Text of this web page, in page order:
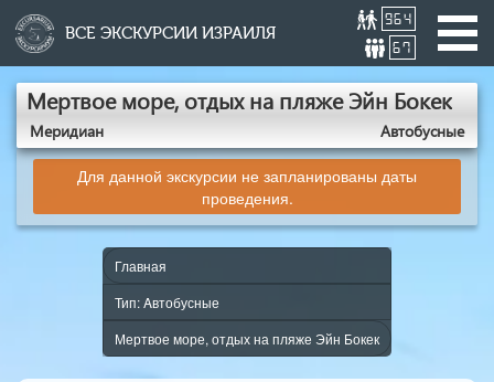
ВСЕ ЭКСКУРСИИ ИЗРАИЛЯ
964
67
Мертвое море, отдых на пляже Эйн Бокек
Меридиан Aвтобусные
Для данной экскурсии не запланированы даты
проведения.
Главная
Тип: Aвтобусные
Мертвое море, отдых на пляже Эйн Бокек